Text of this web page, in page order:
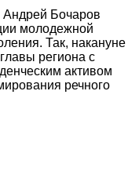
Андрей Бочаров
молодежной
Так, накануне
региона с
активом
речного